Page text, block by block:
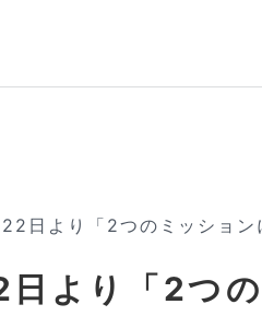
日より「2つのミッション
より「2つの